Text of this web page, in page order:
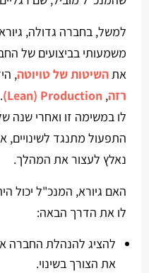
למשל, בחברה גדולה,
משמעותי בביצועים של
אתהשיטות של טויוטה,
רזה,
Lean) Production)
לו במשימה זו ואחרי שנה
התפעול מתנגד
נאלץ לעצור את המהלך.
האם גיורא, המנכ"ל יכול
לו את הדרך הבאה:
להציג להנהלת החברה
את הצורך בשינוי.